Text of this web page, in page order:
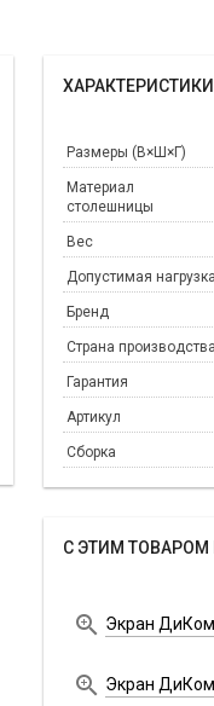
ХАРАКТЕРИСТИКИ
Размеры (В×Ш×Г)
Материал
столешницы
Вес
Допустимая нагрузка
Бренд
Страна производства
Гарантия
Артикул
Сборка
С ЭТИМ
 Экран
 Экран